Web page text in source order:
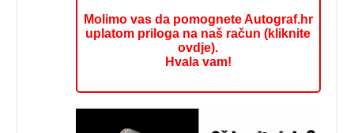
Molimo vas da pomognete Autograf.hr
uplatom priloga na naš račun (kliknite
ovdje).
Hvala vam!